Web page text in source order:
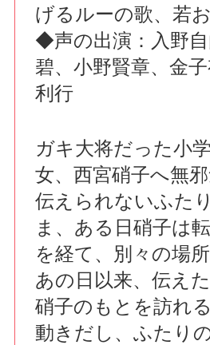
げるルーの歌、若
◆声の出演：入野
碧、小野賢章、金
利行
ガキ大将だった小
女、西宮硝子へ無
伝えられないふた
ま、ある日硝子は
を経て、別々の場
あの日以来、伝え
硝子のもとを訪れ
動きだし、ふたり